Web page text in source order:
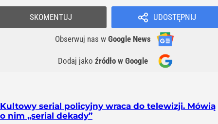
UDOSTĘPNIJ
Obserwuj nas w Google News
Dodaj jako źródło w Google
SKOMENTUJ
Kultowy serial policyjny wraca do telewizji. Mówią
o nim „serial dekady”